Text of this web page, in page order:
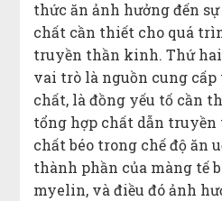
thức ăn ảnh hưởng đến
chất cần thiết cho quá
truyền thần kinh. Thứ
vai trò là nguồn cung
chất, là đồng yếu tố cần
tổng hợp chất dẫn
chất béo trong chế độ ăn
thành phần của màng tế
myelin, và điều đó ảnh